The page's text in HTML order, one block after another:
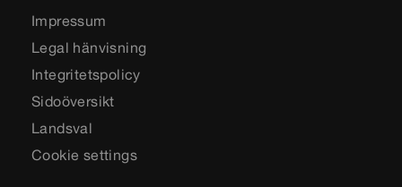
Impressum
Legal hänvisning
Integritetspolicy
Sidoöversikt
Landsval
Cookie settings